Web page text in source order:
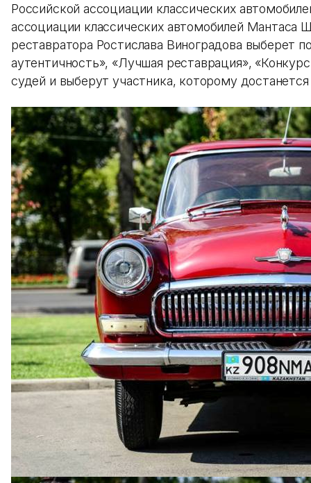
Российской ассоциации классических
ассоциации классических автомобилей Мантаса
реставратора Ростислава Виноградова выберет
аутентичность», «Лучшая реставрация»,
судей и выберут участника, которому